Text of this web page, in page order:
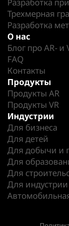
Разработка
Трехмерная
Разработка
О нас
Блог про AR- и
FAQ
Контакты
Продукты
Продукты AR
Продукты VR
Индустрии
Для бизнеса
Для детей
Для добычи и
Для
Для
Для